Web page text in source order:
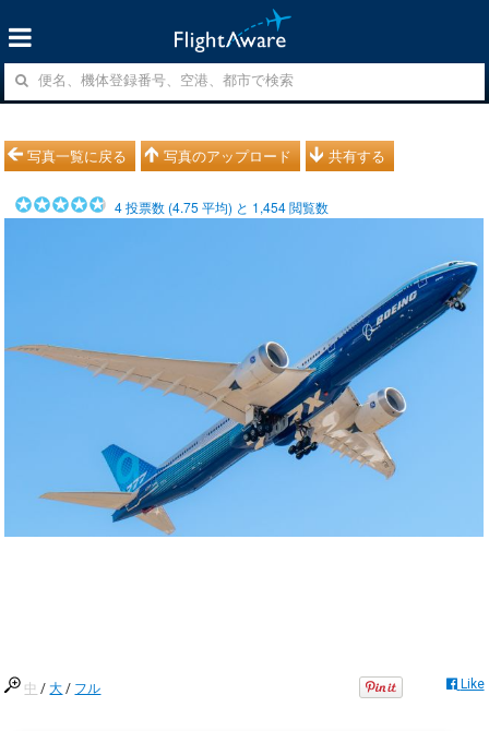
写真一覧に戻る 写真のアップロード 共有する
4投票数 (4.75 平均) と 1,454閲覧数
中 /大 / フル Like